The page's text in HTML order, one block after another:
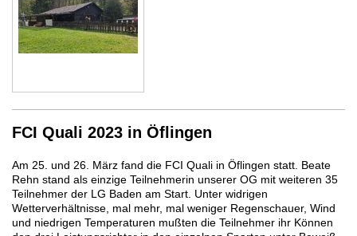
FCI Quali 2023 in Öflingen
Am 25. und 26. März fand die FCI Quali in Öflingen statt. Beate
Rehn stand als einzige Teilnehmerin unserer OG mit weiteren 35
Teilnehmer der LG Baden am Start. Unter widrigen
Wetterverhältnisse, mal mehr, mal weniger Regenschauer, Wind
und niedrigen Temperaturen mußten die Teilnehmer ihr Können